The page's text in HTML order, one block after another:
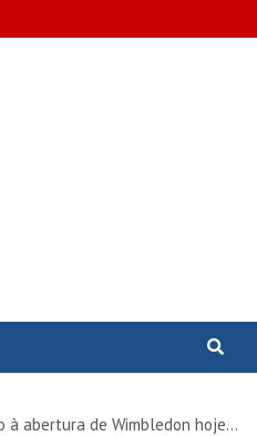
à abertura de Wimbledon hoje…